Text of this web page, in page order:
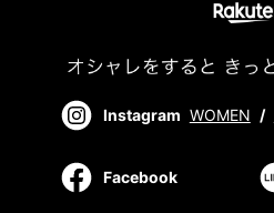
Instagram WOMEN /
Facebook